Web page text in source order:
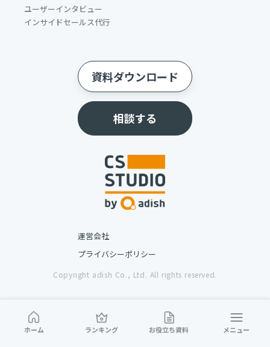
ホーム ランキング お役立ち資料 メニュー
ユーザーインタビュー
インサイドセールス代行
資料ダウンロード
相談する
運営会社
プライバシーポリシー
Copyright adish Co., Ltd. All rights reserved.